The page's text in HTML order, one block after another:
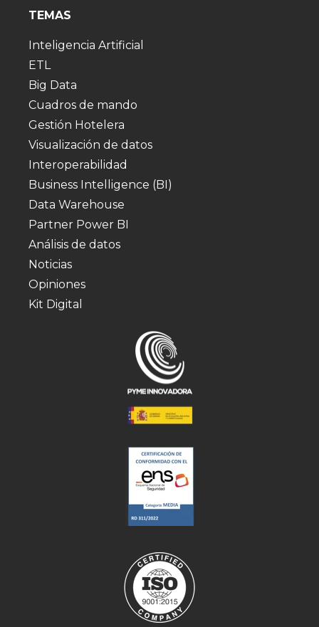
TEMAS
Inteligencia Artificial
ETL
Big Data
Cuadros de mando
Gestión Hotelera
Visualización de datos
Interoperabilidad
Business Intelligence (BI)
Data Warehouse
Partner Power BI
Análisis de datos
Noticias
Opiniones
Kit Digital